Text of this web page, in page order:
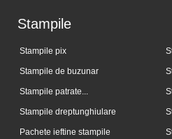
Stampile
Stampile pix
Stampile de buzunar
Stampile patrate...
Stampile dreptunghiulare
Pachete ieftine stampile